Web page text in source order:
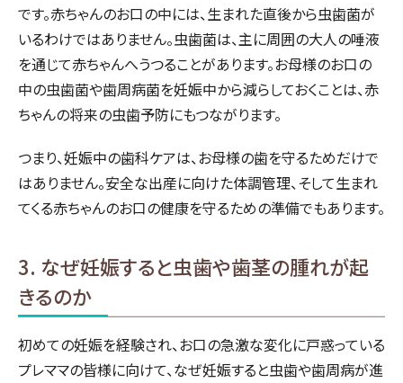
です。赤ちゃんのお口の中には、生まれた直後から虫歯菌が
いるわけではありません。虫歯菌は、主に周囲の大人の唾液
を通じて赤ちゃんへうつることがあります。お母様のお口の
中の虫歯菌や歯周病菌を妊娠中から減らしておくことは、赤
ちゃんの将来の虫歯予防にもつながります。
つまり、妊娠中の歯科ケアは、お母様の歯を守るためだけで
はありません。安全な出産に向けた体調管理、そして生まれ
てくる赤ちゃんのお口の健康を守るための準備でもあります。
3. なぜ妊娠すると虫歯や歯茎の腫れが起
きるのか
初めての妊娠を経験され、お口の急激な変化に戸惑っている
プレママの皆様に向けて、なぜ妊娠すると虫歯や歯周病が進